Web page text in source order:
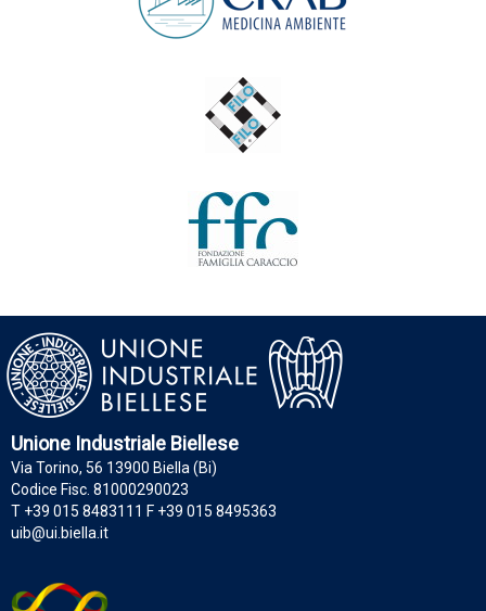
Unione Industriale Biellese
Via Torino, 56 13900 Biella (Bi)
Codice Fisc. 81000290023
T +39 015 8483111 F +39 015 8495363
uib@ui.biella.it